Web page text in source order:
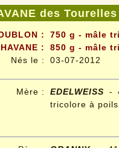
des Tourelles
:
HAVANE :
Nés le :
750 g - mâle
850 g - mâle
03-07-2012
Mère : EDELWEISS -
tricolore à